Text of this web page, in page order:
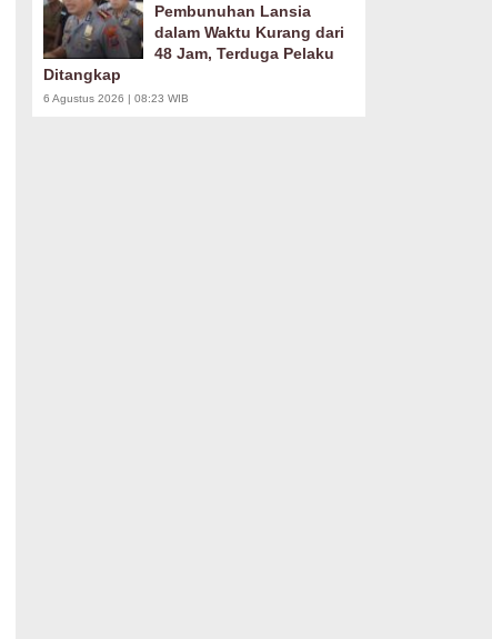
Pembunuhan Lansia
dalam Waktu Kurang dari
48 Jam, Terduga Pelaku
Ditangkap
6 Agustus 2026 | 08:23 WIB